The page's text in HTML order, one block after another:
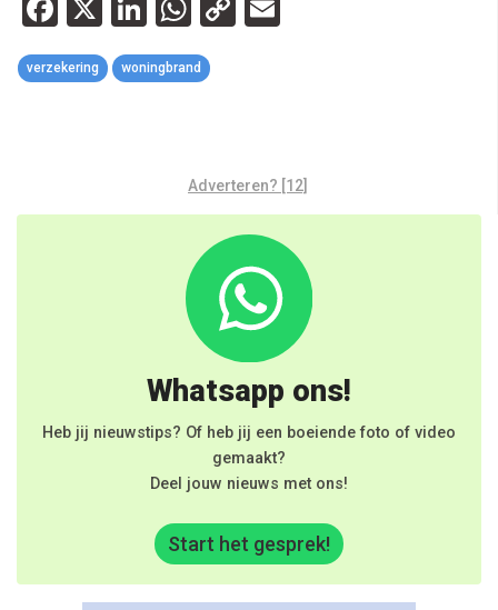
Facebook
X LinkedIn
WhatsApp
Copy
verzekering woningbrand
Adverteren? [12]
Whatsapp ons!
Heb jij nieuwstips? Of heb jij een boeiende foto of video
gemaakt?
Deel jouw nieuws met ons!
Start het gesprek!